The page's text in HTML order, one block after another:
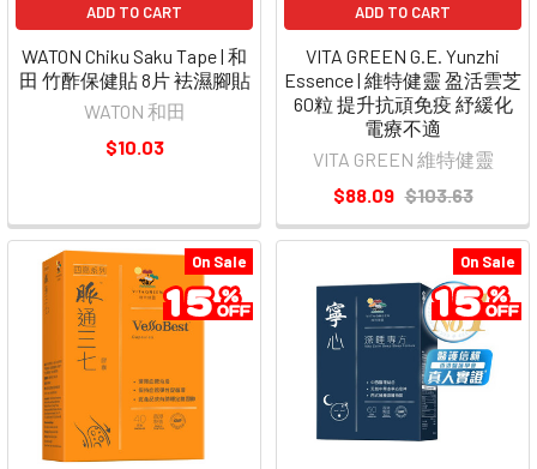
ADD TO CART
WATON Chiku Saku Tape | 和
田 竹酢保健貼 8片 袪濕腳貼
WATON 和田
$10.03
ADD TO CART
VITA GREEN G.E. Yunzhi
Essence | 維特健靈 盈活雲芝
60粒 提升抗頑免疫 紓緩化
電療不適
VITA GREEN 維特健靈
$88.09 $103.63
On Sale On Sale